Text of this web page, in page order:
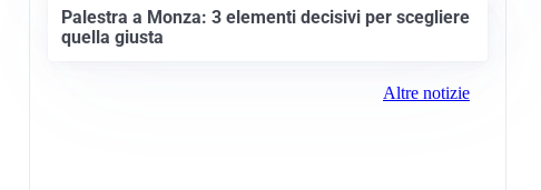
Palestra a Monza: 3 elementi decisivi per scegliere
quella giusta
Altre notizie